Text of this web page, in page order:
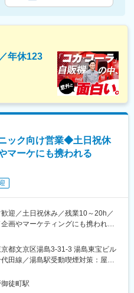
年休123
ック向け営業◆土日祝休
マーケにも携われる
／土日祝休み／残業10～20h／
画やマーケティングにも携われる
販売員にオススメ！／
に不安を感じている
た分野に興味がある
ルを磨きたい方
都文京区湯島3-31-3 湯島東宝ビル
田線／湯島駅受動喫煙対策：屋内
会社の定める事業所（リモートワ
徒町駅